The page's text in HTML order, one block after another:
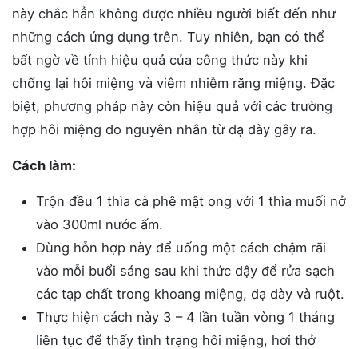
này chắc hẳn không được nhiều người biết đến như
những cách ứng dụng trên. Tuy nhiên, bạn có thể
bất ngờ về tính hiệu quả của công thức này khi
chống lại hôi miệng và viêm nhiễm răng miệng. Đặc
biệt, phương pháp này còn hiệu quả với các trường
hợp hôi miệng do nguyên nhân từ dạ dày gây ra.
Cách làm:
Trộn đều 1 thìa cà phê mật ong với 1 thìa muối nở
vào 300ml nước ấm.
Dùng hỗn hợp này để uống một cách chậm rãi
vào mỗi buổi sáng sau khi thức dậy để rửa sạch
các tạp chất trong khoang miệng, dạ dày và ruột.
Thực hiện cách này 3 – 4 lần tuần vòng 1 tháng
liên tục để thấy tình trạng hôi miệng, hơi thở